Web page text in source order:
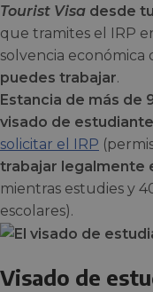
Tourist Visa desde
que tramites el IRP
solvencia económica
puedes trabajar.
Estancia de más de
visado de
solicitar el IRP
trabajar legalmente
mientras estudies y
escolares).
Visado de